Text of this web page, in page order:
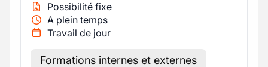
Possibilité fixe
A plein temps
Travail de jour
Formations internes et externes